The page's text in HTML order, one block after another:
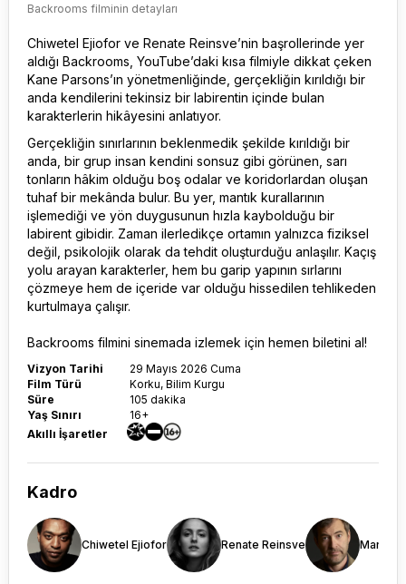
Backrooms filminin detayları
Chiwetel Ejiofor ve Renate Reinsve’nin başrollerinde yer
aldığı Backrooms, YouTube’daki kısa filmiyle dikkat çeken
Kane Parsons’ın yönetmenliğinde, gerçekliğin kırıldığı bir
anda kendilerini tekinsiz bir labirentin içinde bulan
karakterlerin hikâyesini anlatıyor.
Gerçekliğin sınırlarının beklenmedik şekilde kırıldığı bir
anda, bir grup insan kendini sonsuz gibi görünen, sarı
tonların hâkim olduğu boş odalar ve koridorlardan oluşan
tuhaf bir mekânda bulur. Bu yer, mantık kurallarının
işlemediği ve yön duygusunun hızla kaybolduğu bir
labirent gibidir. Zaman ilerledikçe ortamın yalnızca fiziksel
değil, psikolojik olarak da tehdit oluşturduğu anlaşılır. Kaçış
yolu arayan karakterler, hem bu garip yapının sırlarını
çözmeye hem de içeride var olduğu hissedilen tehlikeden
kurtulmaya çalışır.
Backrooms filmini sinemada izlemek için hemen biletini al!
Vizyon Tarihi
29 Mayıs 2026 Cuma
Film Türü
Korku, Bilim Kurgu
Süre
105 dakika
Yaş Sınırı
16+
Akıllı İşaretler
Kadro
Chiwetel Ejiofor Renate Reinsve Mark